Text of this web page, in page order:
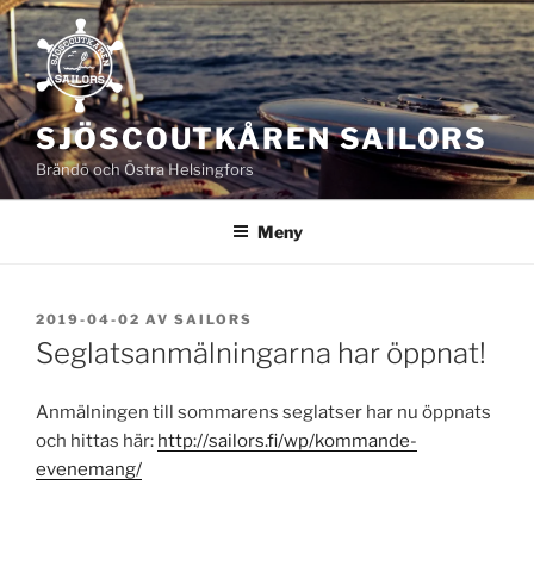
Hoppa
till
innehåll
SJÖSCOUTKÅREN SAILORS
Brändö och Östra Helsingfors
Meny
PUBLICERAT
2019-04-02 AV SAILORS
Seglatsanmälningarna har öppnat!
Anmälningen till sommarens seglatser har nu öppnats
och hittas här: http://sailors.fi/wp/kommande-
evenemang/